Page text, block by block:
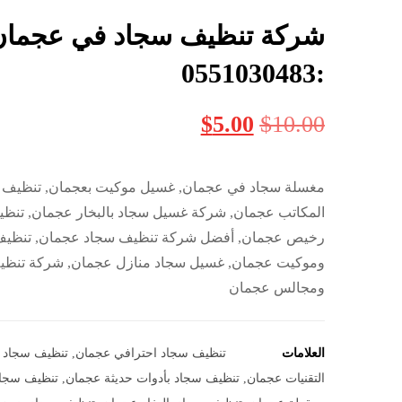
شركة تنظيف سجاد في
:0551030483
$10.00
$5.00
مغسلة سجاد في عجمان, غسيل موكيت بعجمان,
المكاتب عجمان, شركة غسيل سجاد بالبخار عجمان,
رخيص عجمان, أفضل شركة تنظيف سجاد عجمان,
وموكيت عجمان, غسيل سجاد منازل عجمان, شركة
ومجالس عجمان
العلامات تنظيف سجاد احترافي عجمان ,تنظيف سجاد
التقنيات عجمان ,تنظيف سجاد بأدوات حديثة عجمان ,تنظيف